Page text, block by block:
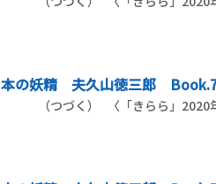
本の妖精 夫久山徳三郎
（つづく） 〈「きらら」2020年